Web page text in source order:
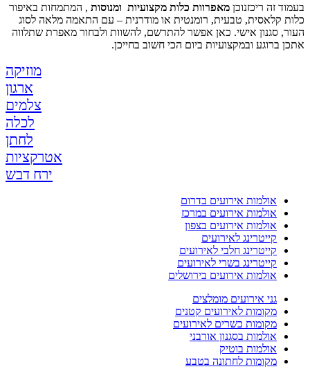
בעמוד זה ריכזנוכן מאפרוות כלות מקצועיות ומנוסות , המתמחות באיפור
כלות קלאסית, טבעית, רומנטית או מודרנית – עם התאמה מלאה לסוג
העור, סגנון אישי. כאן אפשר להתרשם, להשוות ולבחור מאפרת שתלווה
אתכן ברוגע ובמקצועיות ביום הכי חשוב בחייכן.
מוזיקה
ארגון
צלמים
לכלה
לחתן
אטרקציות
ירח דבש
אולמות אירועים בדרום
אולמות אירועים במרכז
אולמות אירועים בצפון
קייטרינג לאירועים
קייטרינג חלבי לאירועים
קייטרינג בשרי לאירועים
אולמות אירועים בירושלים
גני אירועים מומלצים
מקומות לאירועים קטנים
מקומות כשרים לאירועים
אולמות בסגנון אורבני
אולמות בוטיק
מקומות לחתונה בטבע